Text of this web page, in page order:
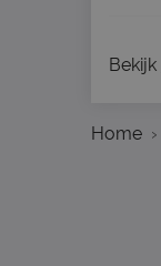
Bekijk
Home